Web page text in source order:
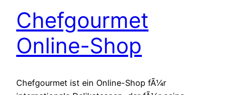
Chefgourmet
Online-Shop
Chefgourmet ist ein Online-Shop fÃ¼r